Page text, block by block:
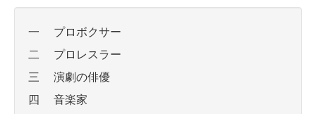
一 プロボクサー
二 プロレスラー
三 演劇の俳優
四 音楽家